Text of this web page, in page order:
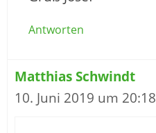
Antworten
Matthias Schwindt
10. Juni 2019 um